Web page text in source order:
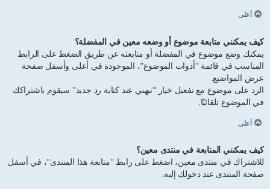
أعلى
كيف يمكنني متابعة موضوع أو وضعه معين في المفضلة؟
يمكنك وضع موضوع في المفضلة أو متابعته عن طريق الضغط على الرابط
المناسب في قائمة "أدوات الموضوع"، الموجودة في أعلى وأسفل صفحة
عرض المواضيع.
الرد على موضوع مع تفعيل خيار "نبهني عند كتابة رد جديد" سيقوم باشتراكك
في الموضوع تلقائيًا.
أعلى
كيف يمكنني المتابعة في منتدى معين؟
للاشتراك في منتدى معين، اضغط على رابط "متابعة هذا المنتدى"، في أسفل
صفحة المنتدى عند دخولك إليه.